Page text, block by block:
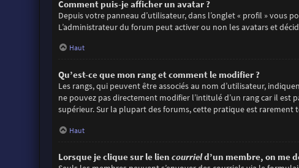
Comment puis-je afficher un avatar ?
Depuis votre panneau d’utilisateur, dans l’onglet « profil » vous
L’administrateur du forum peut activer ou non les avatars et
Haut
Qu’est-ce que mon rang et comment le modifier ?
Les rangs, qui peuvent être associés au nom d’utilisateur,
ne pouvez pas directement modifier l’intitulé d’un rang car il est
supérieur. Sur la plupart des forums, cette pratique est
Haut
Lorsque je clique sur le lien courrield’un membre, on me